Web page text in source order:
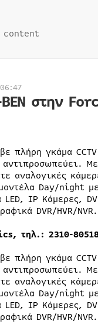
στην
πλήρη γκάμα
αντιπροσωπεύει.
αναλογικές
Day/night
IP Κάμερες,
DVR/HVR/NVR.
τηλ.: 2310-
πλήρη γκάμα
αντιπροσωπεύει.
αναλογικές
Day/night
IP Κάμερες,
DVR/HVR/NVR.